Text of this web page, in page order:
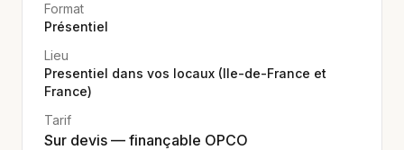
Format
Présentiel
Lieu
Presentiel dans vos locaux (Ile-de-France et
France)
Tarif
Sur devis — finançable OPCO